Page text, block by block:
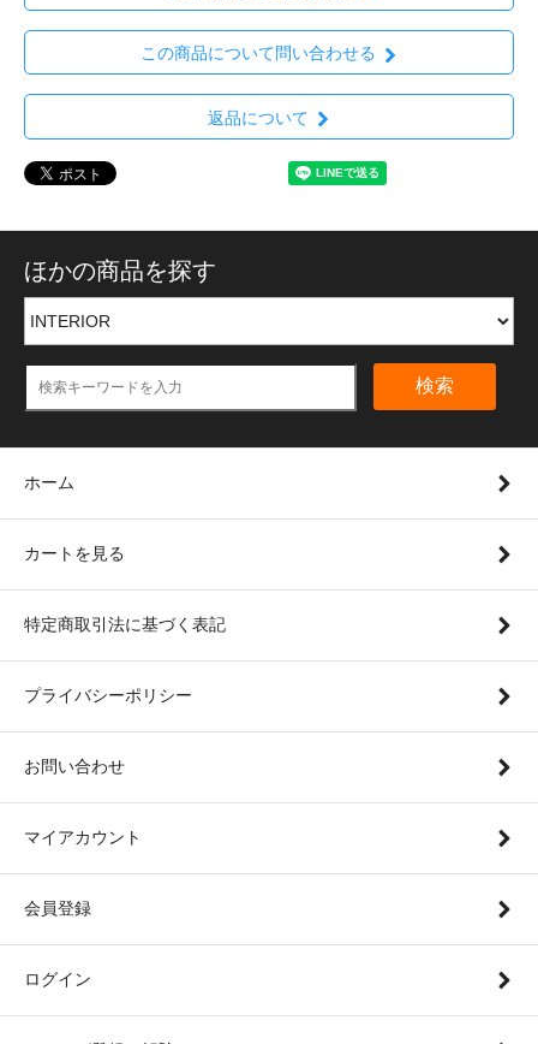
この商品について問い合わせる
返品について
ほかの商品を探す
検索
ホーム
カートを見る
特定商取引法に基づく表記
プライバシーポリシー
お問い合わせ
マイアカウント
会員登録
ログイン